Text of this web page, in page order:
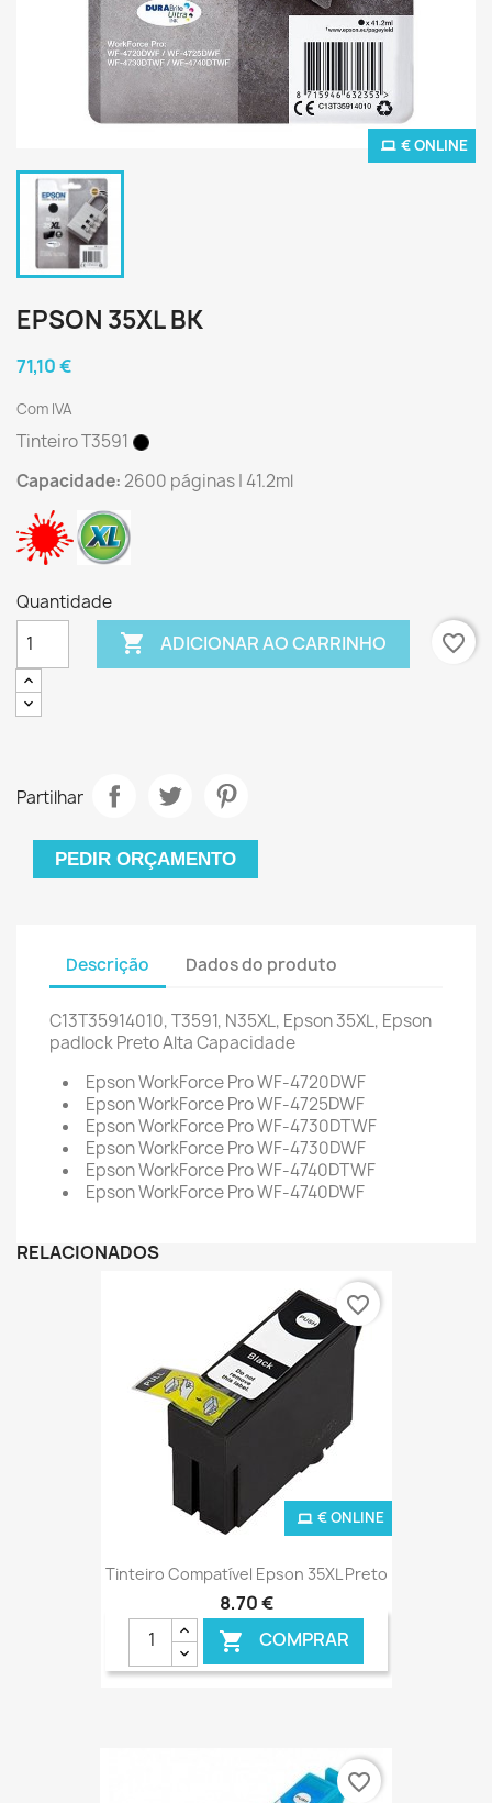
€ ONLINE
EPSON 35XL BK
71,10 €
Com IVA
Tinteiro T3591
Capacidade:2600 páginas | 41.2ml
Quantidade
 ADICIONAR AO CARRINHO favorite_border
Partilhar
PEDIR ORÇAMENTO
Descrição Dados do produto
C13T35914010, T3591, N35XL, Epson 35XL, Epson
padlock Preto Alta Capacidade
Epson WorkForce Pro WF-4720DWF
Epson WorkForce Pro WF-4725DWF
Epson WorkForce Pro WF-4730DTWF
Epson WorkForce Pro WF-4730DWF
Epson WorkForce Pro WF-4740DTWF
Epson WorkForce Pro WF-4740DWF
RELACIONADOS
Tinteiro Compatível Epson 35XL Preto
8,70 €
 COMPRAR
€ ONLINE
favorite_border
favorite_border